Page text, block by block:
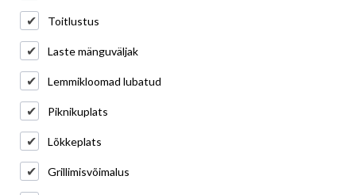
Toitlustus
Laste mänguväljak
Lemmikloomad lubatud
Piknikuplats
Lõkkeplats
Grillimisvõimalus